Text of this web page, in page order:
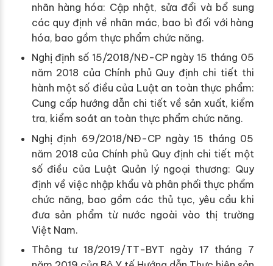
nhãn hàng hóa: Cập nhật, sửa đổi và bổ sung
các quy định về nhãn mác, bao bì đối với hàng
hóa, bao gồm thực phẩm chức năng.
Nghị định số 15/2018/NĐ-CP ngày 15 tháng 05
năm 2018 của Chính phủ Quy định chi tiết thi
hành một số điều của Luật an toàn thực phẩm:
Cung cấp hướng dẫn chi tiết về sản xuất, kiểm
tra, kiểm soát an toàn thực phẩm chức năng.
Nghị định 69/2018/NĐ-CP ngày 15 tháng 05
năm 2018 của Chính phủ Quy định chi tiết một
số điều của Luật Quản lý ngoại thương: Quy
định về việc nhập khẩu và phân phối thực phẩm
chức năng, bao gồm các thủ tục, yêu cầu khi
đưa sản phẩm từ nước ngoài vào thị trường
Việt Nam.
Thông tư 18/2019/TT-BYT ngày 17 tháng 7